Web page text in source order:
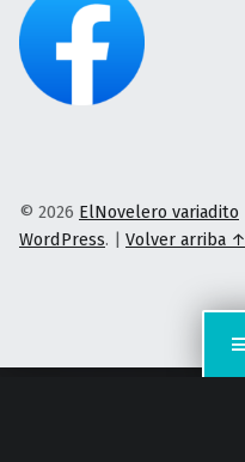
© 2026 ElNovelero variadito
WordPress. | Volver arriba ↑